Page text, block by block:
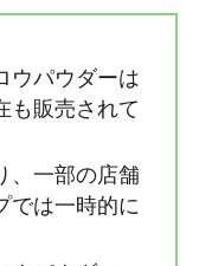
ウパウダーは
も販売されて
、一部の店舗
では一時的に